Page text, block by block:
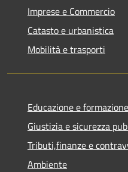
Imprese e Commercio
Catasto e urbanistica
Mobilità e trasporti
Educazione e formazione
Giustizia e sicurezza
Tributi,finanze e
Ambiente